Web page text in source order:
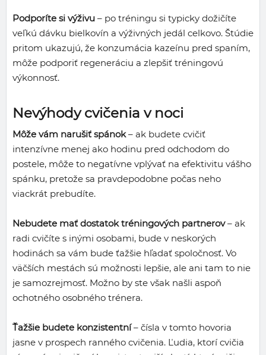
Podporíte si výživu – po tréningu si typicky dožičíte
veľkú dávku bielkovín a výživných jedál celkovo. Štúdie
pritom ukazujú, že konzumácia kazeínu pred spaním,
môže podporiť regeneráciu a zlepšiť tréningovú
výkonnosť.
Nevýhody cvičenia v noci
Môže vám narušiť spánok– ak budete cvičiť
intenzívne menej ako hodinu pred odchodom do
postele, môže to negatívne vplývať na efektivitu vášho
spánku, pretože sa pravdepodobne počas neho
viackrát prebudíte.
Nebudete mať dostatok tréningových partnerov– ak
radi cvičíte s inými osobami, bude v neskorých
hodinách sa vám bude ťažšie hľadať spoločnosť. Vo
väčších mestách sú možnosti lepšie, ale ani tam to nie
je samozrejmosť. Možno by ste však našli aspoň
ochotného osobného trénera.
Ťažšie budete konzistentní– čísla v tomto hovoria
jasne v prospech ranného cvičenia. Ľudia, ktorí cvičia